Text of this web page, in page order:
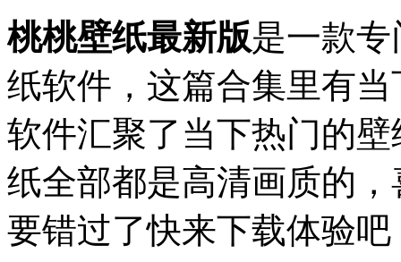
桃桃壁纸最新版是一款
纸软件，这篇合集里有
软件汇聚了当下热门的
纸全部都是高清画质的
要错过了快来下载体验吧